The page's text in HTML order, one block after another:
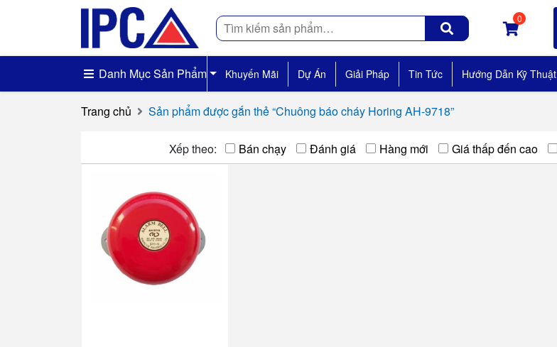
Tìm
kiếm
0
Danh Mục Sản Phẩm Khuyến Mãi Dự Án Giải Pháp Tin Tức Hướng Dẫn Kỹ Thuật
Trang chủ Sản phẩm được gắn thẻ “Chuông báo cháy Horing AH-9718”
Xếp theo: Bán chạy Đánh giá Hàng mới Giá thấp đến cao